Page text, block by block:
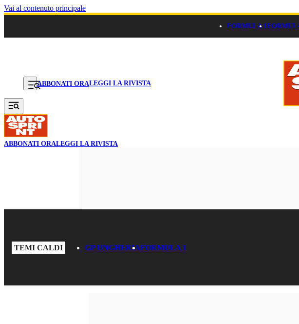
Vai al contenuto principale
FORMULA 1
ABBONATI ORALEGGI LA RIVISTA
ABBONATI ORALEGGI LA RIVISTA
TEMI CALDI GP UNGHERIAFORMULA 1